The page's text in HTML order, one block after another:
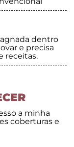
dentro
e precisa
receitas.
a minha
coberturas e